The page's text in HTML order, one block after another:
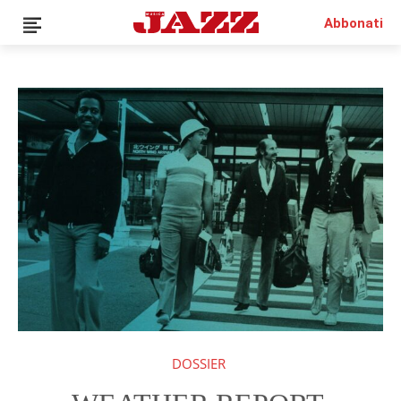
Abbonati
DOSSIER